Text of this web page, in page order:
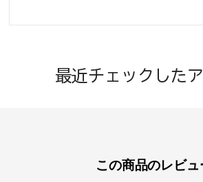
最近チェックした
この商品のレビュ